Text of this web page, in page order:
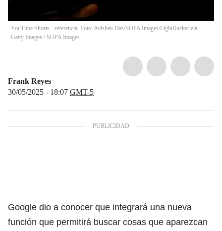
YouTube Shorts - referencia. Foto: Avishek Das/SOPA Images/LightRocket via
Getty Images / SOPA Images
Frank Reyes
30/05/2025 - 18:07 GMT-5
Google dio a conocer que integrará una nueva
función que permitirá buscar cosas que aparezcan